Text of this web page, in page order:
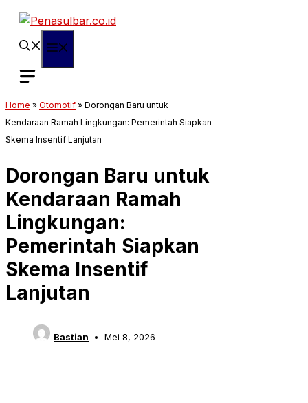
Langsung
Home » Otomotif » Dorongan Baru untuk
Kendaraan Ramah Lingkungan: Pemerintah Siapkan
Skema Insentif Lanjutan
Dorongan Baru untuk
Kendaraan Ramah
Lingkungan:
Pemerintah Siapkan
Skema Insentif
Lanjutan
Bastian Mei 8, 2026